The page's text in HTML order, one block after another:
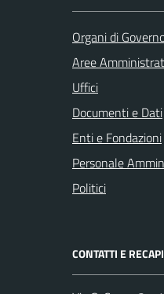
Organi di
Aree
Uffici
Documenti e Dati
Enti e Fondazioni
Personale
Politici
CONTATTI E